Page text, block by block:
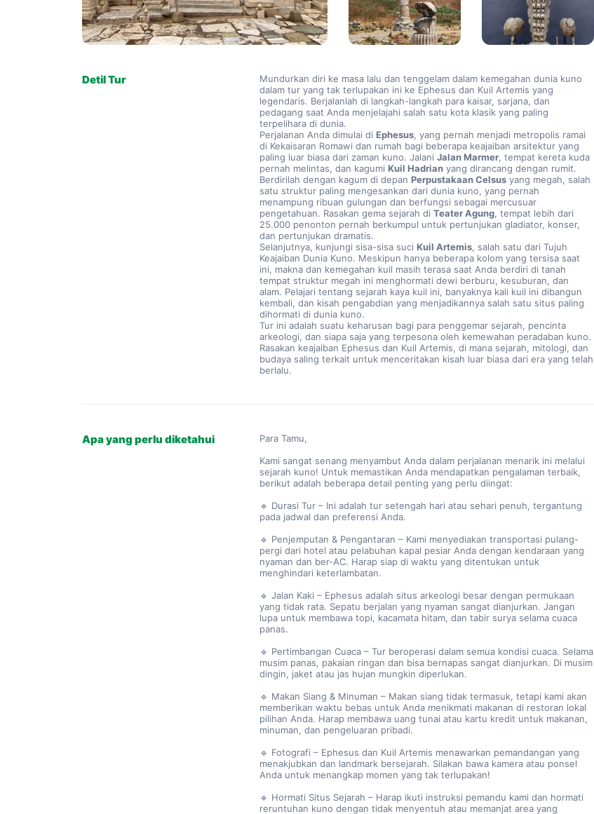
Detil Tur
Mundurkan diri ke masa lalu dan tenggelam dalam kemegahan dunia kuno
dalam tur yang tak terlupakan ini ke Ephesus dan Kuil Artemis yang
legendaris. Berjalanlah di langkah-langkah para kaisar, sarjana, dan
pedagang saat Anda menjelajahi salah satu kota klasik yang paling
terpelihara di dunia.
Perjalanan Anda dimulai di Ephesus, yang pernah menjadi metropolis ramai
di Kekaisaran Romawi dan rumah bagi beberapa keajaiban arsitektur yang
paling luar biasa dari zaman kuno. Jalani Jalan Marmer, tempat kereta kuda
pernah melintas, dan kagumi Kuil Hadrian yang dirancang dengan rumit.
Berdirilah dengan kagum di depan Perpustakaan Celsus yang megah, salah
satu struktur paling mengesankan dari dunia kuno, yang pernah
menampung ribuan gulungan dan berfungsi sebagai mercusuar
pengetahuan. Rasakan gema sejarah di Teater Agung, tempat lebih dari
25.000 penonton pernah berkumpul untuk pertunjukan gladiator, konser,
dan pertunjukan dramatis.
Selanjutnya, kunjungi sisa-sisa suci Kuil Artemis, salah satu dari Tujuh
Keajaiban Dunia Kuno. Meskipun hanya beberapa kolom yang tersisa saat
ini, makna dan kemegahan kuil masih terasa saat Anda berdiri di tanah
tempat struktur megah ini menghormati dewi berburu, kesuburan, dan
alam. Pelajari tentang sejarah kaya kuil ini, banyaknya kali kuil ini dibangun
kembali, dan kisah pengabdian yang menjadikannya salah satu situs paling
dihormati di dunia kuno.
Tur ini adalah suatu keharusan bagi para penggemar sejarah, pencinta
arkeologi, dan siapa saja yang terpesona oleh kemewahan peradaban kuno.
Rasakan keajaiban Ephesus dan Kuil Artemis, di mana sejarah, mitologi, dan
budaya saling terkait untuk menceritakan kisah luar biasa dari era yang telah
berlalu.
Apa yang perlu diketahui
Para Tamu,
Kami sangat senang menyambut Anda dalam perjalanan menarik ini melalui
sejarah kuno! Untuk memastikan Anda mendapatkan pengalaman terbaik,
berikut adalah beberapa detail penting yang perlu diingat:
🔹 Durasi Tur – Ini adalah tur setengah hari atau sehari penuh, tergantung
pada jadwal dan preferensi Anda.
🔹 Penjemputan & Pengantaran – Kami menyediakan transportasi pulang-
pergi dari hotel atau pelabuhan kapal pesiar Anda dengan kendaraan yang
nyaman dan ber-AC. Harap siap di waktu yang ditentukan untuk
menghindari keterlambatan.
🔹 Jalan Kaki – Ephesus adalah situs arkeologi besar dengan permukaan
yang tidak rata. Sepatu berjalan yang nyaman sangat dianjurkan. Jangan
lupa untuk membawa topi, kacamata hitam, dan tabir surya selama cuaca
panas.
🔹 Pertimbangan Cuaca – Tur beroperasi dalam semua kondisi cuaca. Selama
musim panas, pakaian ringan dan bisa bernapas sangat dianjurkan. Di musim
dingin, jaket atau jas hujan mungkin diperlukan.
🔹 Makan Siang & Minuman – Makan siang tidak termasuk, tetapi kami akan
memberikan waktu bebas untuk Anda menikmati makanan di restoran lokal
pilihan Anda. Harap membawa uang tunai atau kartu kredit untuk makanan,
minuman, dan pengeluaran pribadi.
🔹 Fotografi – Ephesus dan Kuil Artemis menawarkan pemandangan yang
menakjubkan dan landmark bersejarah. Silakan bawa kamera atau ponsel
Anda untuk menangkap momen yang tak terlupakan!
🔹 Hormati Situs Sejarah – Harap ikuti instruksi pemandu kami dan hormati
reruntuhan kuno dengan tidak menyentuh atau memanjat area yang